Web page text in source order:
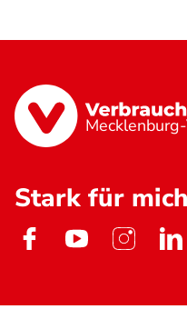
Stark für